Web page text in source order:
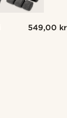
549,00 kr